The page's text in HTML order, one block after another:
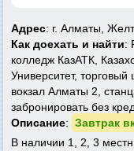
Адрес: г. Алматы,
Как доехать и найти:
колледж КазАТК,
Университет,
вокзал Алматы 2,
забронировать без
Описание: Завтрак
В наличии 1, 2, 3